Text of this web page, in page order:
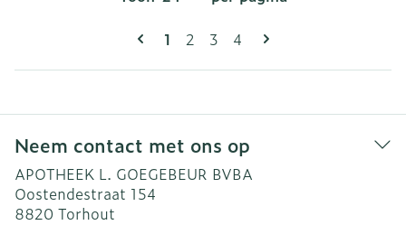
Pagina's
U lees momenteel pagina
1 Pagina
2 Pagina
3 Pagina
4
Neem contact met ons op
APOTHEEK L. GOEGEBEUR BVBA
Oostendestraat 154
8820 Torhout